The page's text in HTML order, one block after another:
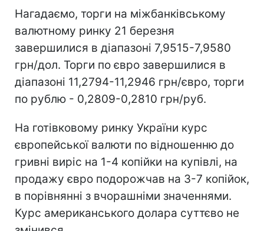
Нагадаємо, торги на міжбанківському
валютному ринку 21 березня
завершилися в діапазоні 7,9515-7,9580
грн/дол. Торги по євро завершилися в
діапазоні 11,2794-11,2946 грн/євро, торги
по рублю - 0,2809-0,2810 грн/руб.
На готівковому ринку України курс
європейської валюти по відношенню до
гривні виріс на 1-4 копійки на купівлі, на
продажу євро подорожчав на 3-7 копійок,
в порівнянні з вчорашніми значеннями.
Курс американського долара суттєво не